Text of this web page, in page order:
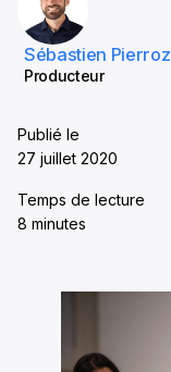
Sébastien Pierroz
Producteur
Publié le
27 juillet 2020
Temps de lecture
8 minutes